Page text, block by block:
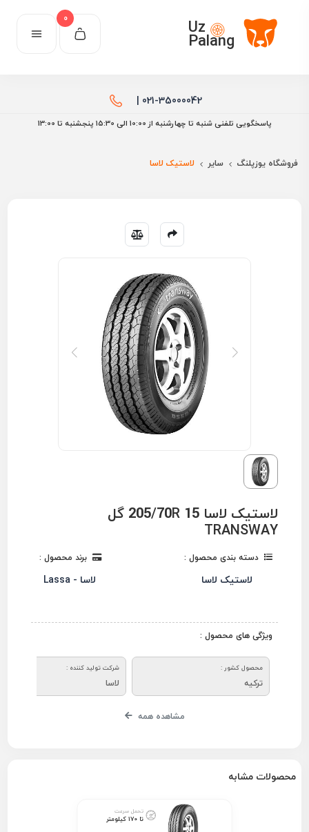
Uz
Palang
0
021-35000042 |
پاسخگویی تلفنی شنبه تا چهارشنبه از 10:00 الی ۱۵:30 پنجشنبه تا 13:00
فروشگاه یوزپلنگ سایر لاستیک لاسا
لاستیک لاسا 205/70R 15 گل
TRANSWAY
دسته بندی محصول :
لاستیک لاسا
برند محصول :
لاسا - Lassa
ویژگی های محصول :
محصول کشور :
ترکیه
شرکت تولید کننده :
لاسا
مشاهده همه
محصولات مشابه
تحمل سرعت
تا 170 کیلومتر